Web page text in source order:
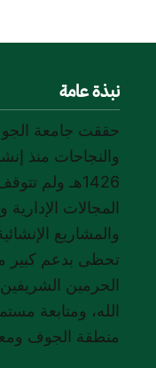
نبذة عامة
حققت جامعة
والنجاحات منذ
1426هـ ولم
المجالات الإدارية
والمشاريع
تحظى بدعم كبير
الحرمين
الله، ومتابعة
منطقة الجوف